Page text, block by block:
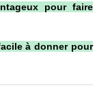
pour faire
à donner pour